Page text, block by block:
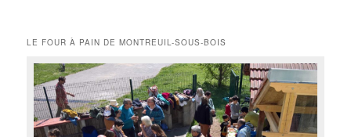
LE FOUR À PAIN DE MONTREUIL-SOUS-BOIS